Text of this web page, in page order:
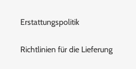
Erstattungspolitik
Richtlinien für die Lieferung